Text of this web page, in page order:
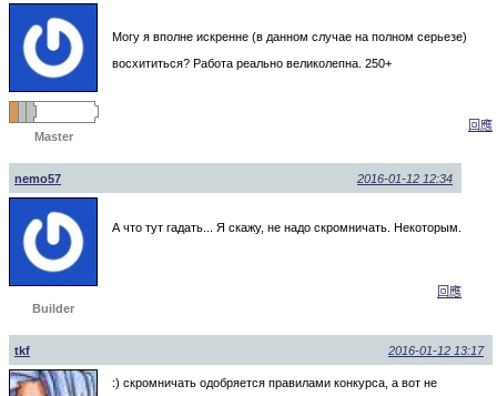
Master
Могу я вполне искренне (в данном случае на полном серьезе)
восхититься? Работа реально великолепна. 250+
回應
nemo57 2016-01-12 12:34
Builder
А что тут гадать... Я скажу, не надо скромничать. Некоторым.
回應
tkf 2016-01-12 13:17
:) скромничать одобряется правилами конкурса, а вот не